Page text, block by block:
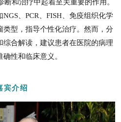
和治疗中起着至关重要的作用。
、PCR、FISH、免疫组织化学
类型，指导个性化治疗。然而，分
合解读，建议患者在医院的病理
性和临床意义。
宾介绍